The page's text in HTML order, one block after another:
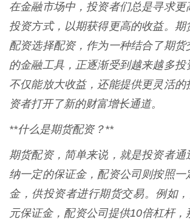
在金融市场中，投资者们总是寻求更
投资方式，以期获得更高的收益。期
配资选择配资，作为一种结合了期货
的金融工具，正逐渐受到越来越多投
不仅能放大收益，还能提供更灵活的
资者打开了新的财富增长通道。
**什么是期货配资？**
期货配资，简单来说，就是投资者通
纳一定的保证金，配资公司则按照一
金，供投资者进行期货交易。例如
元保证金，配资公司提供10倍杠杆